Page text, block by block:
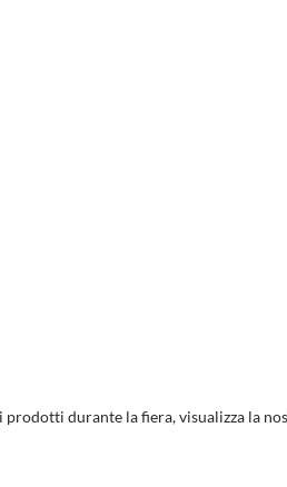
durante la fiera, visualizza la